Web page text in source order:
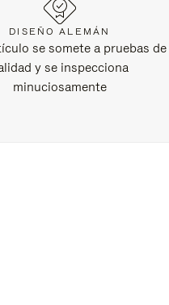
DISEÑO ALEMÁN
se somete a pruebas de
y se inspecciona
minuciosamente